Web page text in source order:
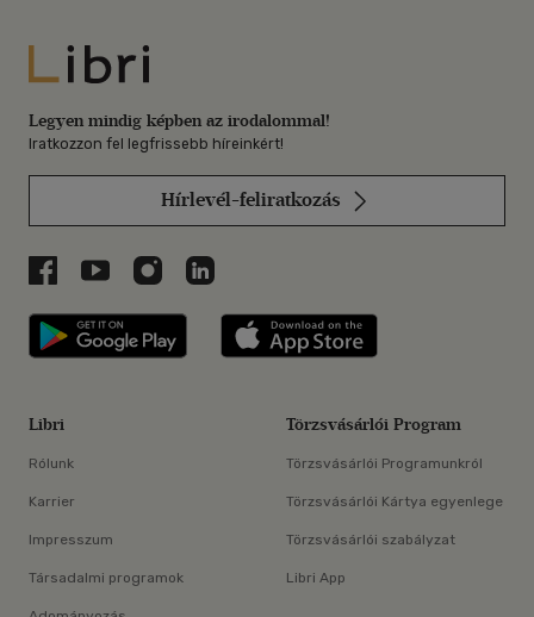
Libri
Legyen mindig képben az irodalommal!
Iratkozzon fel legfrissebb híreinkért!
Hírlevél-feliratkozás
Libri a Facebookon
Libri a Youtube-on
Libri az Instagramon
Libri a LinkedInen
Libri applikáció Szerezd meg: Google
Libri
Rólunk
Karrier
Impresszum
Társadalmi programok
Törzsvásárlói Program
Törzsvásárlói Programunkról
Törzsvásárlói Kártya egyenlege
Törzsvásárlói szabályzat
Libri App